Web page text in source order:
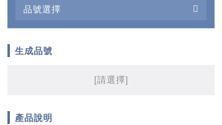
品號選擇
生成品號
[請選擇]
產品說明